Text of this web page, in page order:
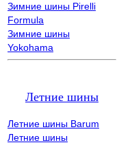
Зимние шины Pirelli
Formula
Зимние шины
Yokohama
Летние шины
Летние шины Barum
Летние шины